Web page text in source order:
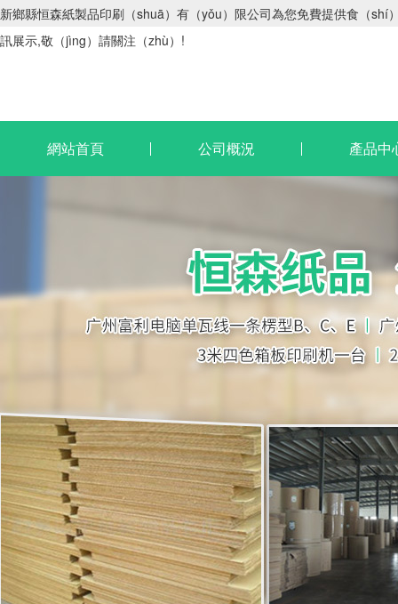
新鄉縣恒森紙製品印刷（shuā）有（yǒu）限公司為您免費提供食（
訊展示,敬（jìng）請關注（zhù）!
網站首頁 公司概況 產品中